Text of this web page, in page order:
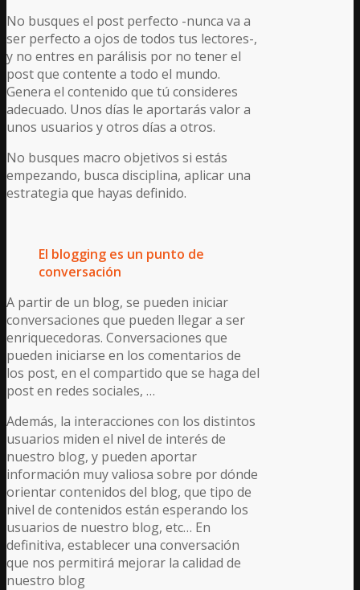
No busques el post perfecto -nunca va a
ser perfecto a ojos de todos tus lectores-,
y no entres en parálisis por no tener el
post que contente a todo el mundo.
Genera el contenido que tú consideres
adecuado. Unos días le aportarás valor a
unos usuarios y otros días a otros.
No busques macro objetivos si estás
empezando, busca disciplina, aplicar una
estrategia que hayas definido.
El blogging es un punto de
conversación
A partir de un blog, se pueden iniciar
conversaciones que pueden llegar a ser
enriquecedoras. Conversaciones que
pueden iniciarse en los comentarios de
los post, en el compartido que se haga del
post en redes sociales, …
Además, la interacciones con los distintos
usuarios miden el nivel de interés de
nuestro blog, y pueden aportar
información muy valiosa sobre por dónde
orientar contenidos del blog, que tipo de
nivel de contenidos están esperando los
usuarios de nuestro blog, etc… En
definitiva, establecer una conversación
que nos permitirá mejorar la calidad de
nuestro blog